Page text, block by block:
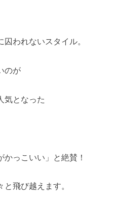
われないスタイル。
のが
気となった
かっこいい」と絶賛！
飛び越えます。